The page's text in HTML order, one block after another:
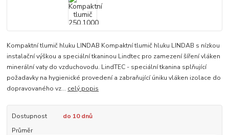
Kompaktní tlumič hluku LINDAB Kompaktní tlumič hluku LINDAB s nízkou
instalační výškou a speciální tkaninou Lindtec pro zamezení šíření vláken
minerální vaty do vzduchovodu. LindTEC - speciální tkanina splňující
požadavky na hygienické provedení a zabraňující úniku vláken izolace do
dopravovaného vz... celý popis
Dostupnost
do 10 dnů
Průměr